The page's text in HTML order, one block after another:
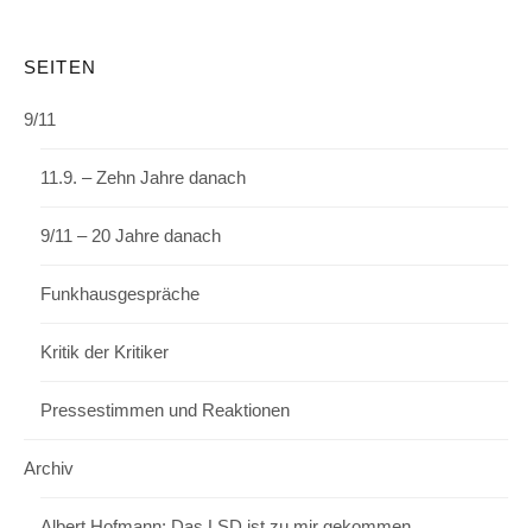
SEITEN
9/11
11.9. – Zehn Jahre danach
9/11 – 20 Jahre danach
Funkhausgespräche
Kritik der Kritiker
Pressestimmen und Reaktionen
Archiv